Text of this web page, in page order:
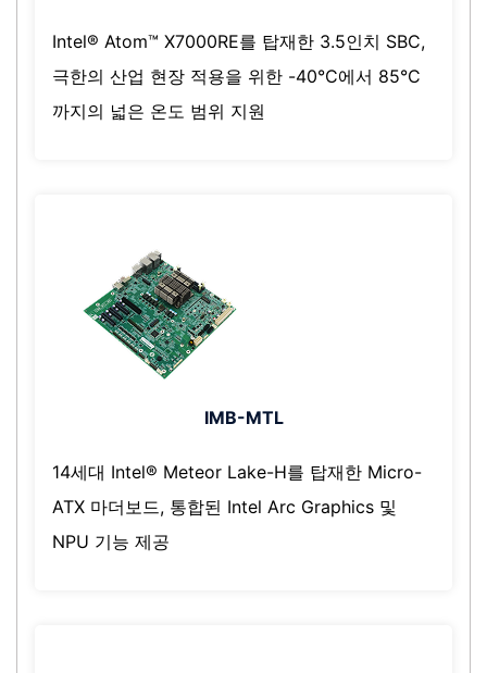
Intel® Atom™ X7000RE를 탑재한 3.5인치 SBC,
극한의 산업 현장 적용을 위한 -40°C에서 85°C
까지의 넓은 온도 범위 지원
IMB-MTL
14세대 Intel® Meteor Lake-H를 탑재한 Micro-
ATX 마더보드, 통합된 Intel Arc Graphics 및
NPU 기능 제공